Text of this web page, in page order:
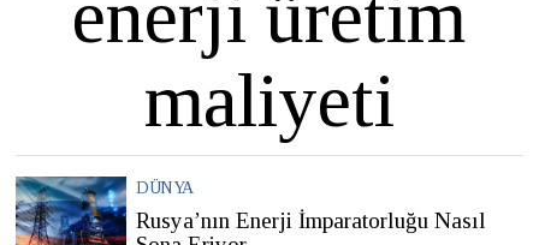
maliyeti
DÜNYA
Rusya’nın Enerji İmparatorluğu Nasıl